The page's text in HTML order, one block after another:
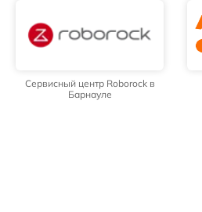
Сервисный центр Roborock в
Барнауле